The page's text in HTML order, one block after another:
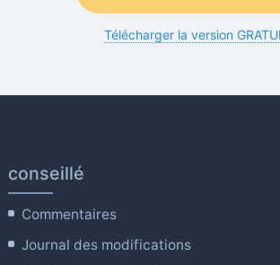
Télécharger la version
conseillé
Commentaires
Journal des modifications